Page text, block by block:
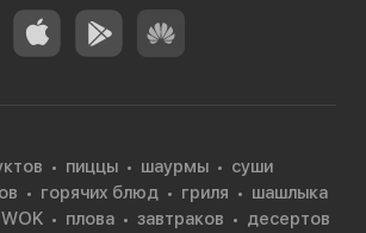
пиццы шаурмы
суши
горячих блюд гриля
шашлыка
WOK плова завтраков
десертов